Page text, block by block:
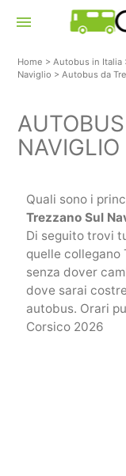
menu
Home >Autobus in Italia
Naviglio >Autobus da
Quali sono i
Trezzano Sul
Di seguito trovi
quelle collegano
senza dover
dove sarai
autobus. Orari
Corsico 2026